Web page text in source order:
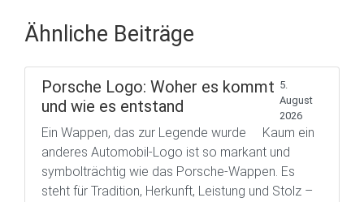
Ähnliche Beiträge
Porsche Logo: Woher es kommt
und wie es entstand
5.
August
2026
Ein Wappen, das zur Legende wurde Kaum ein
anderes Automobil-Logo ist so markant und
symbolträchtig wie das Porsche-Wappen. Es
steht für Tradition, Herkunft, Leistung und Stolz –